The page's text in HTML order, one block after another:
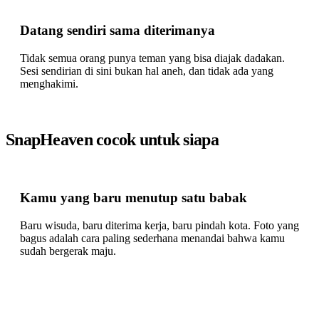
Datang sendiri sama diterimanya
Tidak semua orang punya teman yang bisa diajak dadakan.
Sesi sendirian di sini bukan hal aneh, dan tidak ada yang
menghakimi.
SnapHeaven cocok untuk siapa
Kamu yang baru menutup satu babak
Baru wisuda, baru diterima kerja, baru pindah kota. Foto yang
bagus adalah cara paling sederhana menandai bahwa kamu
sudah bergerak maju.